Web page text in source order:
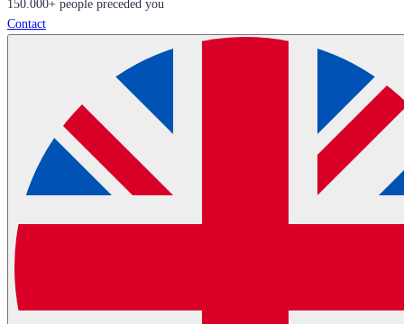
150.000+ people preceded you
Contact